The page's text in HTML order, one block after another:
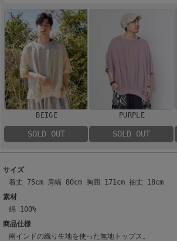
BEIGE
SOLD OUT
PURPLE
SOLD OUT
サイズ
着丈 75cm 肩幅 80cm 胸囲 171cm 袖丈 18cm
素材
綿 100%
商品仕様
南インドの織り生地を使った無地トップス。